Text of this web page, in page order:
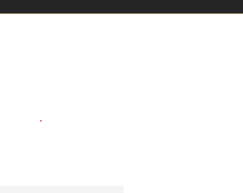
Créer une alerte